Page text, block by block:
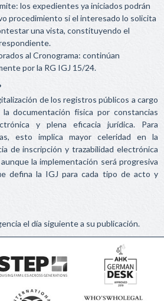
los expedientes ya iniciados podrán
procedimiento si el interesado lo solicita
una vista, constituyendo el
al Cronograma: continúan
por la RG IGJ 15/24.
de los registros públicos a cargo
documentación física por constancias
y plena eficacia jurídica. Para
esto implica mayor celeridad en la
de inscripción y trazabilidad electrónica
la implementación será progresiva
defina la IGJ para cada tipo de acto y
el día siguiente a su publicación.